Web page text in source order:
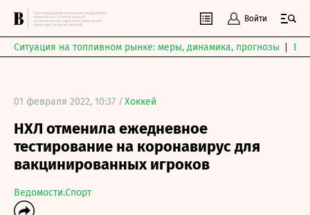
Войти
Ситуация на топливном рынке: меры, динамика, прогнозы
01 февраля 2022, 10:37 /Хоккей
НХЛ отменила ежедневное
тестирование на коронавирус для
вакцинированных игроков
Ведомости.Спорт